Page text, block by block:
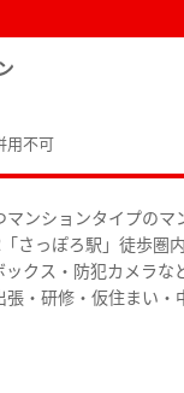
用不可
ンションタイプの
さっぽろ駅」徒歩圏
クス・防犯カメラな
・研修・仮住まい